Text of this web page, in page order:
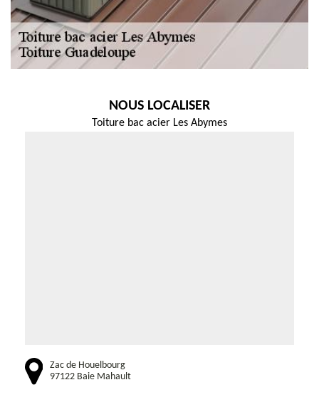
NOUS LOCALISER
Toiture bac acier Les Abymes
Zac de Houelbourg
97122 Baie Mahault